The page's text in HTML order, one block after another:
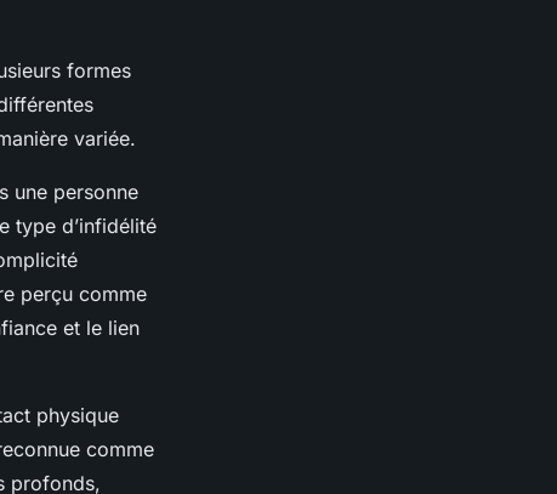
formes
variée.
une personne
type d’infidélité
perçu comme
et le lien
physique
comme
profonds,